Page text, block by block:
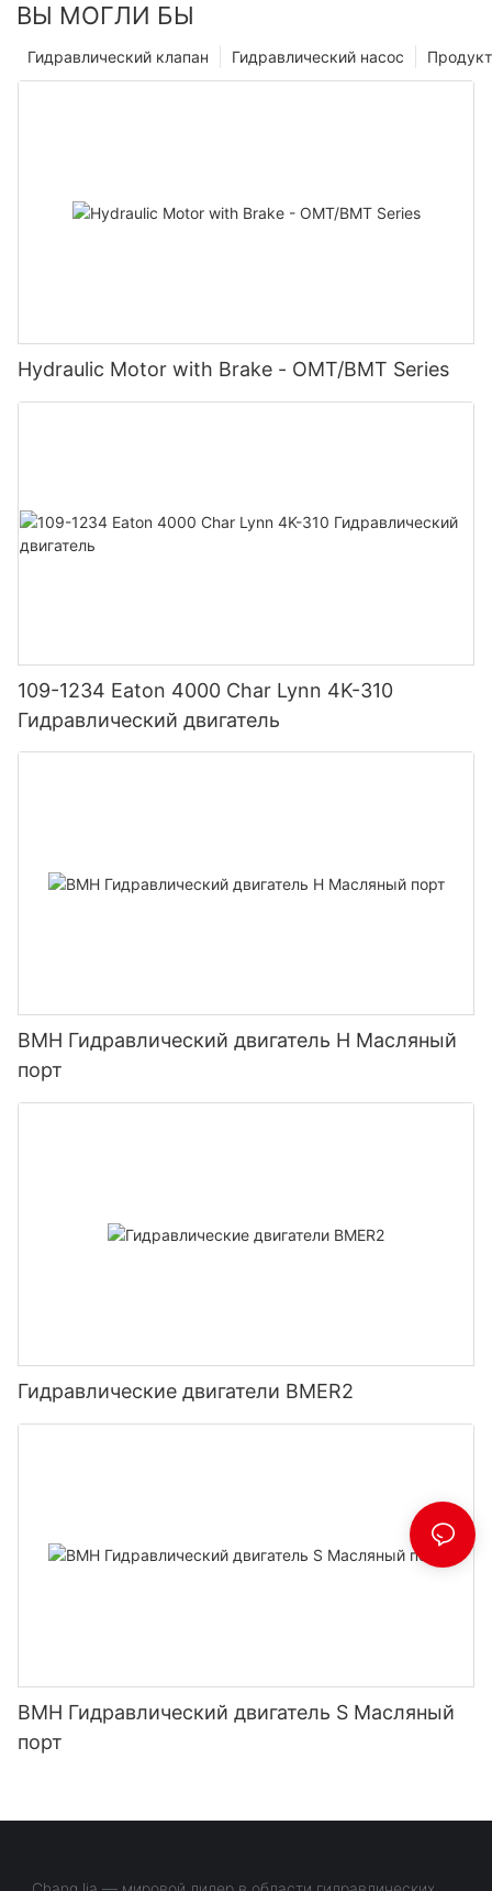
ВЫ МОГЛИ БЫ
Гидравлический насос
Гидравлический клапан
Hydraulic Motor with Brake - OMT/BMT Series
109-1234 Eaton 4000 Char Lynn 4K-310
Гидравлический двигатель
BMH Гидравлический двигатель H Масляный
порт
Гидравлические двигатели BMER2
BMH Гидравлический двигатель S Масляный
порт